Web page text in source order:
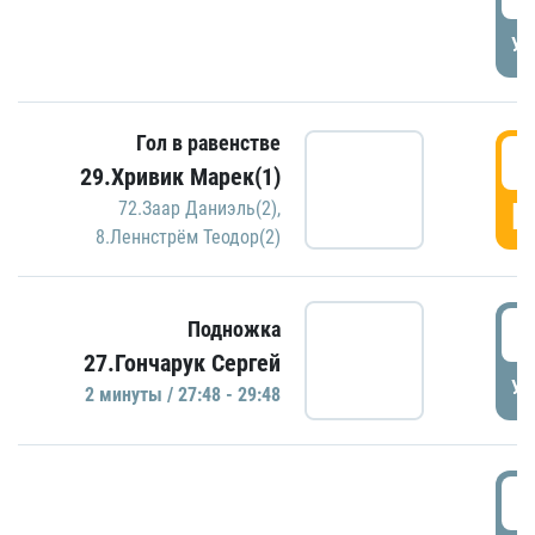
Гол в равенстве
29.Хривик Марек(1)
72.Заар Даниэль(2),
8.Леннстрём Теодор(2)
Подножка
27.Гончарук Сергей
2 минуты / 27:48 - 29:48